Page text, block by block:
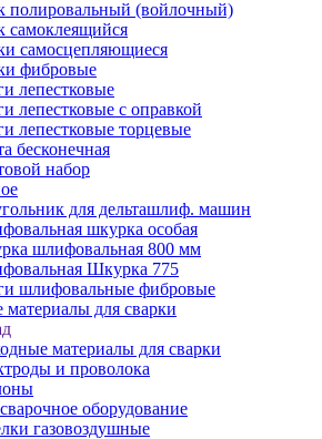
полировальный (войлочный)
самоклеящийся
самосцепляющиеся
фибровые
лепестковые
лепестковые с оправкой
лепестковые торцевые
бесконечная
набор
для дельташлиф. машин
шкурка особая
шлифовальная 800 мм
Шкурка 775
шлифовальные фибровые
материалы для сварки
материалы для сварки
и проволока
оборудование
газовоздушные